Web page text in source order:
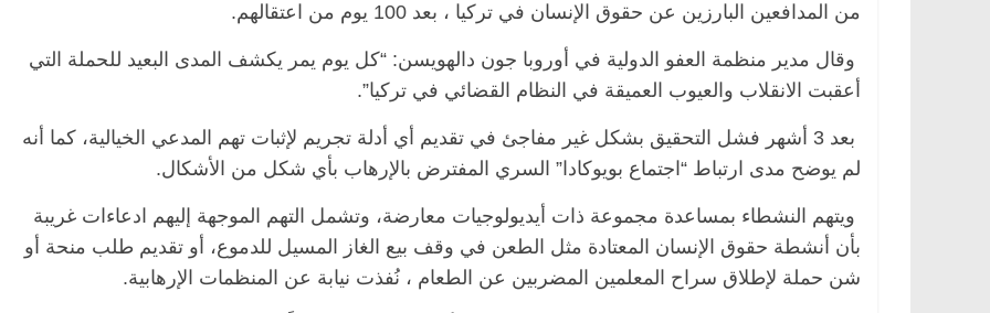
من المدافعين البارزين عن حقوق الإنسان في تركيا ، بعد 100 يوم من اعتقالهم.
وقال مدير منظمة العفو الدولية في أوروبا جون دالهويسن: “كل يوم يمر يكشف المدى البعيد للحملة التي
أعقبت الانقلاب والعيوب العميقة في النظام القضائي في تركيا”.
بعد 3 أشهر فشل التحقيق بشكل غير مفاجئ في تقديم أي أدلة تجريم لإثبات تهم المدعي الخيالية، كما أنه
لم يوضح مدى ارتباط “اجتماع بويوكادا” السري المفترض بالإرهاب بأي شكل من الأشكال.
ويتهم النشطاء بمساعدة مجموعة ذات أيديولوجيات معارضة، وتشمل التهم الموجهة إليهم ادعاءات غريبة
بأن أنشطة حقوق الإنسان المعتادة مثل الطعن في وقف بيع الغاز المسيل للدموع، أو تقديم طلب منحة أو
شن حملة لإطلاق سراح المعلمين المضربين عن الطعام ، نُفذت نيابة عن المنظمات الإرهابية.